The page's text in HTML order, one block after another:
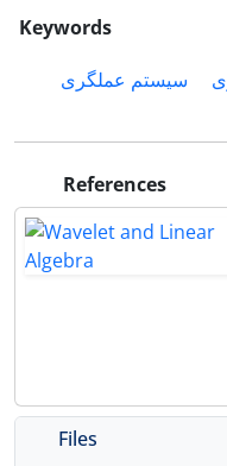
Keywords
سیستم عملگری
References
Files